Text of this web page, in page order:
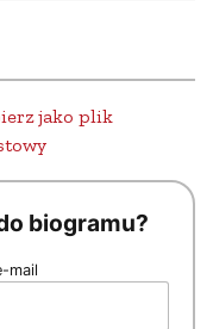
jako plik
biogramu?
mail